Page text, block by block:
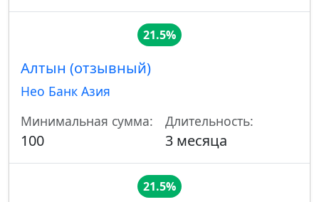
21.5%
Алтын (отзывный)
Нео Банк Азия
Минимальная сумма:
100
Длительность:
3 месяца
21.5%